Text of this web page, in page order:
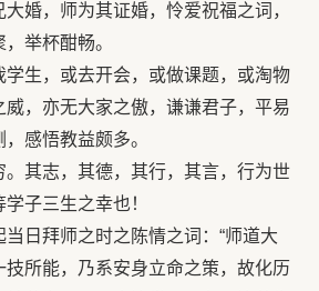
婚，师为其证婚，怜爱祝福之词，
举杯酣畅。
学生，或去开会，或做课题，或淘物
，亦无大家之傲，谦谦君子，平易
感悟教益颇多。
。其志，其德，其行，其言，行为世
子三生之幸也！
日拜师之时之陈情之词：“师道大
所能，乃系安身立命之策，故化历